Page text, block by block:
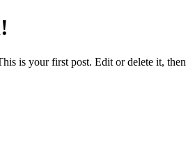
is your first post. Edit or delete it, then